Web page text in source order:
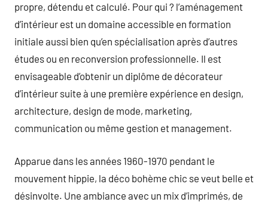
propre, détendu et calculé. Pour qui ? l’aménagement
d’intérieur est un domaine accessible en formation
initiale aussi bien qu’en spécialisation après d’autres
études ou en reconversion professionnelle. Il est
envisageable d’obtenir un diplôme de décorateur
d’intérieur suite à une première expérience en design,
architecture, design de mode, marketing,
communication ou même gestion et management.
Apparue dans les années 1960-1970 pendant le
mouvement hippie, la déco bohème chic se veut belle et
désinvolte. Une ambiance avec un mix d’imprimés, de